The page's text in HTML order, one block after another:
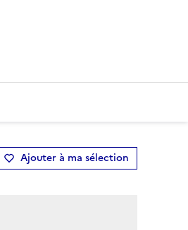
Ajouter à ma sélection